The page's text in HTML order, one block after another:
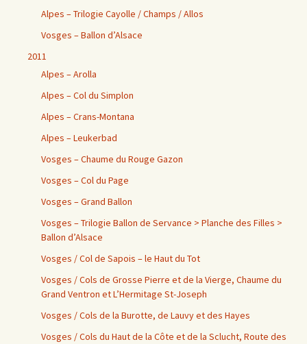
Alpes – Trilogie Cayolle / Champs / Allos
Vosges – Ballon d’Alsace
2011
Alpes – Arolla
Alpes – Col du Simplon
Alpes – Crans-Montana
Alpes – Leukerbad
Vosges – Chaume du Rouge Gazon
Vosges – Col du Page
Vosges – Grand Ballon
Vosges – Trilogie Ballon de Servance > Planche des Filles >
Ballon d’Alsace
Vosges / Col de Sapois – le Haut du Tot
Vosges / Cols de Grosse Pierre et de la Vierge, Chaume du
Grand Ventron et L’Hermitage St-Joseph
Vosges / Cols de la Burotte, de Lauvy et des Hayes
Vosges / Cols du Haut de la Côte et de la Sclucht, Route des